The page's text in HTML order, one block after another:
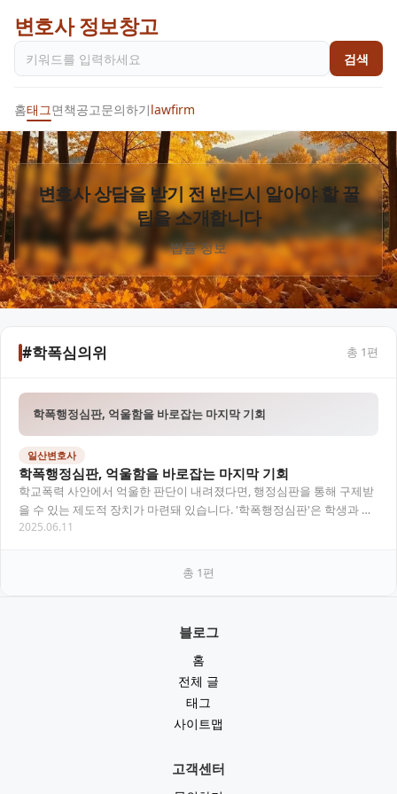
변호사 정보창고
검색
홈태그면책공고문의하기lawfirm
변호사 상담을 받기 전 반드시 알아야 할 꿀
팁을 소개합니다
법률 정보
#학폭심의위 총 1편
학폭행정심판, 억울함을 바로잡는 마지막 기회
일산변호사
학폭행정심판, 억울함을 바로잡는 마지막 기회
학교폭력 사안에서 억울한 판단이 내려졌다면, 행정심판을 통해 구제받
을 수 있는 제도적 장치가 마련돼 있습니다. '학폭행정심판'은 학생과 보
호자에게 또 한 번의 반론 기회를 주는 절…
2025.06.11
총 1편
블로그
홈
전체 글
태그
사이트맵
고객센터